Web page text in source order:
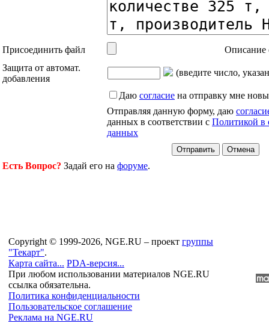
Присоединить файл
Описание
Защита от автомат.
добавления
(введите число,
Даю согласие на отправку мне
Отправляя данную форму, даю
данных в соответствии с Политикой в
данных
Есть Вопрос? Задай его на форуме.
Copyright © 1999-2026, NGE.RU – проект группы
"Текарт".
Карта сайта... PDA-версия...
При любом использовании материалов NGE.RU
ссылка обязательна.
Политика конфиденциальности
Пользовательское соглашение
Реклама на NGE.RU